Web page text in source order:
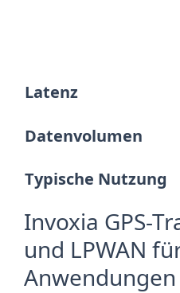
Latenz
Datenvolumen
Typische Nutzung
Invoxia GPS-
und LPWAN
Anwendungen